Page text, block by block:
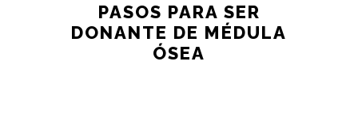
PASOS PARA SER
DONANTE DE MÉDULA
ÓSEA